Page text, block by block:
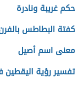
حكم غريبة ونادرة
كفتة البطاطس
معنى اسم أصيل
تفسير رؤية اليقطين